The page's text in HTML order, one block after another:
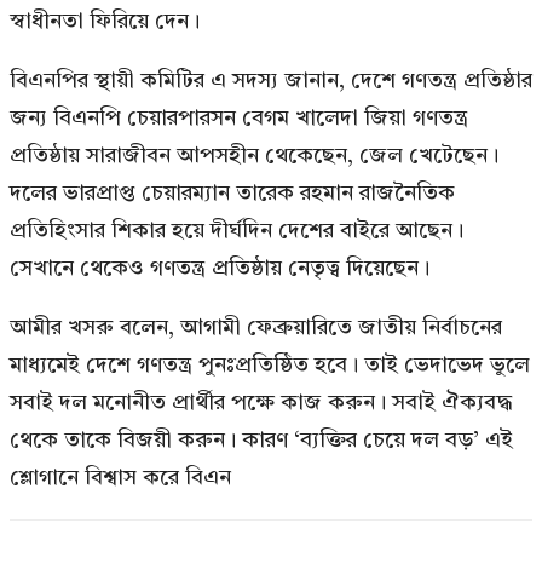
স্বাধীনতা ফিরিয়ে দেন।
বিএনপির স্থায়ী কমিটির এ সদস্য জানান, দেশে গণতন্ত্র প্রতিষ্ঠার
জন্য বিএনপি চেয়ারপারসন বেগম খালেদা জিয়া গণতন্ত্র
প্রতিষ্ঠায় সারাজীবন আপসহীন থেকেছেন, জেল খেটেছেন।
দলের ভারপ্রাপ্ত চেয়ারম্যান তারেক রহমান রাজনৈতিক
প্রতিহিংসার শিকার হয়ে দীর্ঘদিন দেশের বাইরে আছেন।
সেখানে থেকেও গণতন্ত্র প্রতিষ্ঠায় নেতৃত্ব দিয়েছেন।
আমীর খসরু বলেন, আগামী ফেব্রুয়ারিতে জাতীয় নির্বাচনের
মাধ্যমেই দেশে গণতন্ত্র পুনঃপ্রতিষ্ঠিত হবে। তাই ভেদাভেদ ভুলে
সবাই দল মনোনীত প্রার্থীর পক্ষে কাজ করুন। সবাই ঐক্যবদ্ধ
থেকে তাকে বিজয়ী করুন। কারণ ‘ব্যক্তির চেয়ে দল বড়’ এই
শ্লোগানে বিশ্বাস করে বিএন